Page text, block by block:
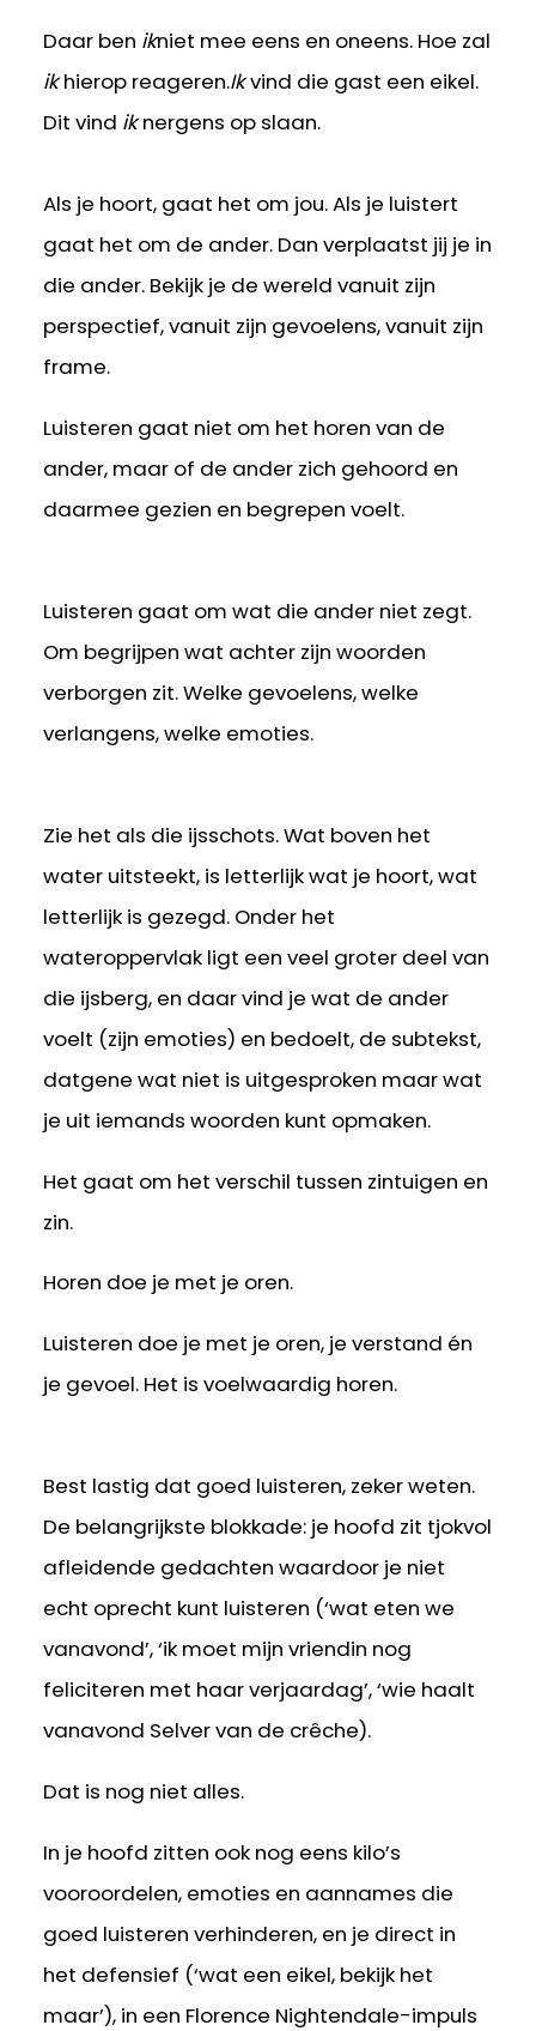
Daar ben ikniet mee eens en oneens. Hoe zal
ikhierop reageren.Ikvind die gast een eikel.
Dit vind iknergens op slaan.
Als je hoort, gaat het om jou. Als je luistert
gaat het om de ander. Dan verplaatst jij je in
die ander. Bekijk je de wereld vanuit zijn
perspectief, vanuit zijn gevoelens, vanuit zijn
frame.
Luisteren gaat niet om het horen van de
ander, maar of de ander zich gehoord en
daarmee gezien en begrepen voelt.
Luisteren gaat om wat die ander niet zegt.
Om begrijpen wat achter zijn woorden
verborgen zit. Welke gevoelens, welke
verlangens, welke emoties.
Zie het als die ijsschots. Wat boven het
water uitsteekt, is letterlijk wat je hoort, wat
letterlijk is gezegd. Onder het
wateroppervlak ligt een veel groter deel van
die ijsberg, en daar vind je wat de ander
voelt (zijn emoties) en bedoelt, de subtekst,
datgene wat niet is uitgesproken maar wat
je uit iemands woorden kunt opmaken.
Het gaat om het verschil tussen zintuigen en
zin.
Horen doe je met je oren.
Luisteren doe je met je oren, je verstand én
je gevoel. Het is voelwaardig horen.
Best lastig dat goed luisteren, zeker weten.
De belangrijkste blokkade: je hoofd zit tjokvol
afleidende gedachten waardoor je niet
echt oprecht kunt luisteren (‘wat eten we
vanavond’, ‘ik moet mijn vriendin nog
feliciteren met haar verjaardag’, ‘wie haalt
vanavond Selver van de crêche).
Dat is nog niet alles.
In je hoofd zitten ook nog eens kilo’s
vooroordelen, emoties en aannames die
goed luisteren verhinderen, en je direct in
het defensief (‘wat een eikel, bekijk het
maar’), in een Florence Nightendale-impuls